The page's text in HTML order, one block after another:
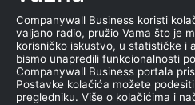
ROČIŠTA
Companywall Business koristi
valjano radio, pružio Vama što je
korisničko iskustvo, u statističke i
bismo unapredili funkcionalnosti
Companywall Business portala
Postavke kolačića možete
pregledniku. Više o kolačićima i